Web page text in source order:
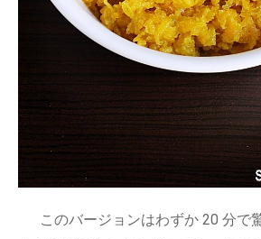
このバージョンはわずか 20 分で